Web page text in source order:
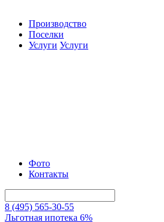
Производство
Поселки
Услуги Услуги
Фото
Контакты
8 (495) 565-30-55
Льготная ипотека 6%